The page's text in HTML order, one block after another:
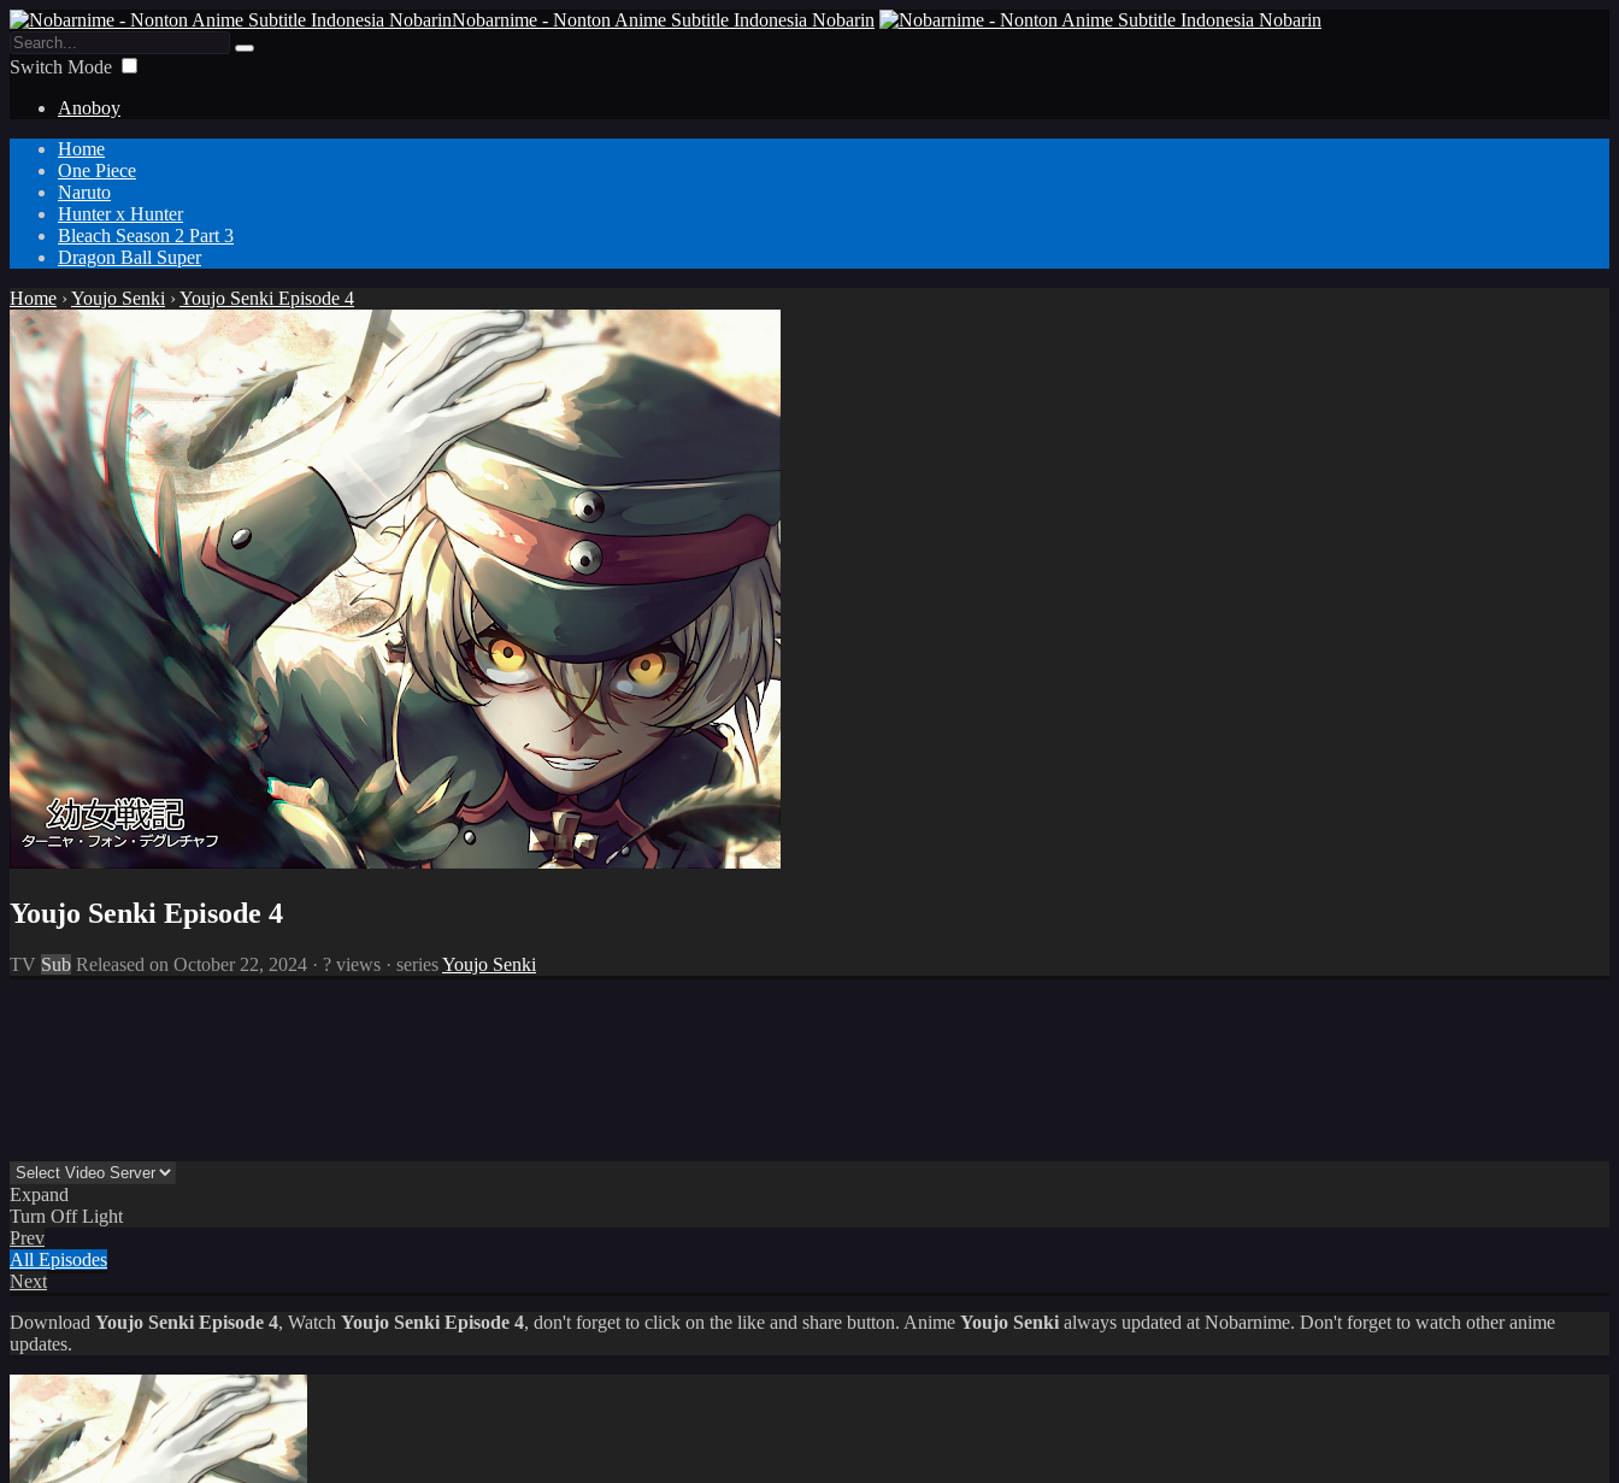
Nobarnime - Nonton Anime Subtitle Indonesia Nobarin
Switch Mode
Anoboy
Home
One Piece
Naruto
Hunter x Hunter
Bleach Season 2 Part 3
Dragon Ball Super
Home ›Youjo Senki ›Youjo Senki Episode 4
Youjo Senki Episode 4
TV Sub Released on October 22, 2024 · ? views · seriesYoujo Senki
Expand
Turn Off Light
Prev
All Episodes
Next
Download Youjo Senki Episode 4, Watch Youjo Senki Episode 4, don't forget to click on the like and share button. Anime Youjo Senki always updated at Nobarnime. Don't forget to watch other anime
updates.